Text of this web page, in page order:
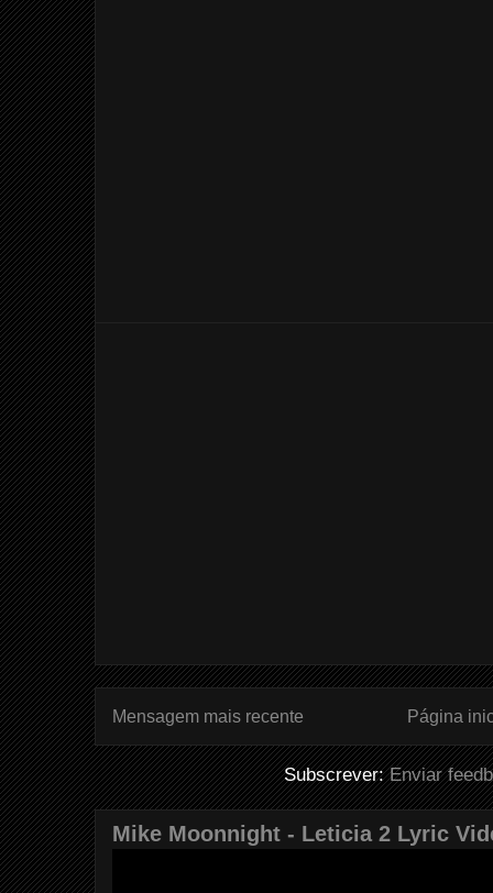
Mensagem mais recente Página
Subscrever:Enviar
Mike Moonnight - Leticia 2 Lyric